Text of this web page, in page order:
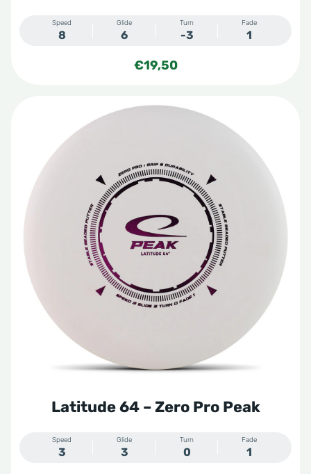
Speed
8
Glide
6
Turn
-3
Fade
1
€19,50
Latitude 64 – Zero Pro Peak
Speed
3
Glide
3
Turn
0
Fade
1